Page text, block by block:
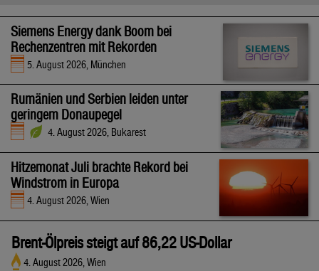
Siemens Energy dank Boom bei
Rechenzentren mit Rekorden
5. August 2026, München
Rumänien und Serbien leiden unter
geringem Donaupegel
4. August 2026, Bukarest
Hitzemonat Juli brachte Rekord bei
Windstrom in Europa
4. August 2026, Wien
Brent-Ölpreis steigt auf 86,22 US-Dollar
4. August 2026, Wien